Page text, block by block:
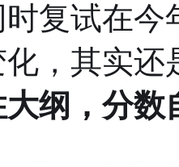
复试在
，其实还
纲，分数